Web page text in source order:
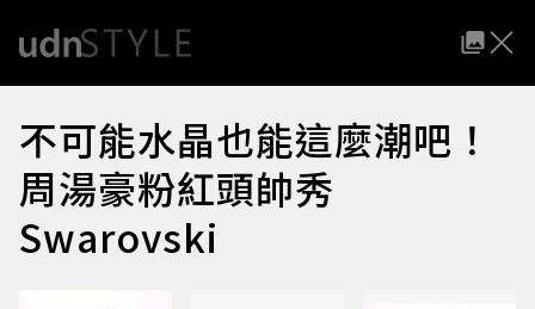
不可能水晶也能這麼潮吧！
周湯豪粉紅頭帥秀
Swarovski